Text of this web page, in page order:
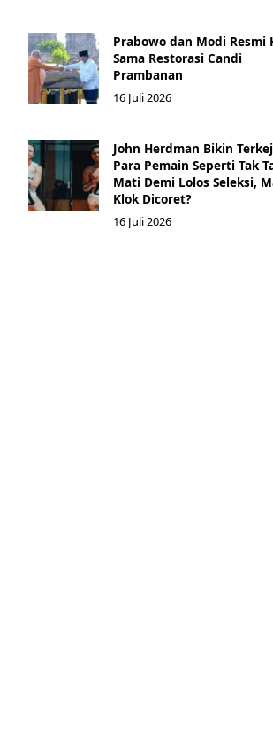
Prabowo dan Modi Resmi
Sama Restorasi Candi
Prambanan
16 Juli 2026
John Herdman Bikin
Para Pemain Seperti Tak
Mati Demi Lolos Seleksi,
Klok Dicoret?
16 Juli 2026